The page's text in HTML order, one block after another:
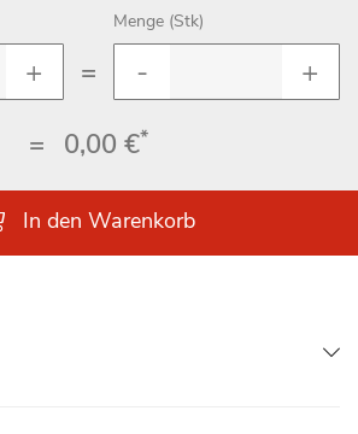
=
Menge (Stk)
= 0,00 €*
In den Warenkorb